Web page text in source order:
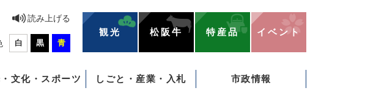
読み上げる
白 黒 青
観光 松阪牛 特産品 イベント
文化・スポーツ しごと・産業・入札 市政情報